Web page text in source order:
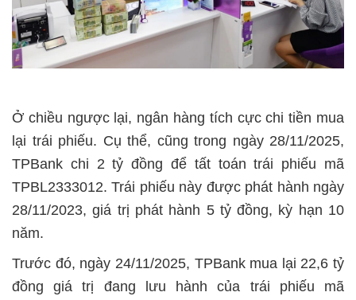
Ở chiều ngược lại, ngân hàng tích cực chi tiền mua
lại trái phiếu. Cụ thể, cũng trong ngày 28/11/2025,
TPBank chi 2 tỷ đồng để tất toán trái phiếu mã
TPBL2333012. Trái phiếu này được phát hành ngày
28/11/2023, giá trị phát hành 5 tỷ đồng, kỳ hạn 10
năm.
Trước đó, ngày 24/11/2025, TPBank mua lại 22,6 tỷ
đồng giá trị đang lưu hành của trái phiếu mã